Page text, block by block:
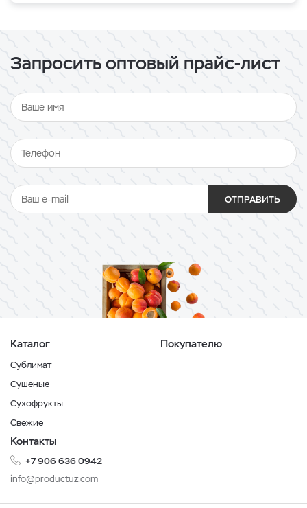
Запросить оптовый прайс-лист
ОТПРАВИТЬ
Каталог
Сублимат
Сушеные
Сухофрукты
Свежие
Покупателю
Контакты
+7 906 636 0942
info@productuz.com